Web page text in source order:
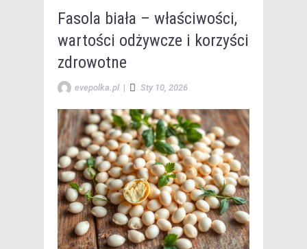
Fasola biała – właściwości,
wartości odżywcze i korzyści
zdrowotne
evepolka.pl | Sty 10, 2026